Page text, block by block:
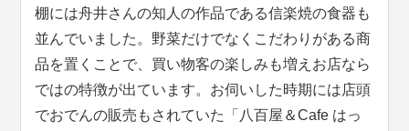
棚には舟井さんの知人の作品である信楽焼の食器も
並んでいました。野菜だけでなくこだわりがある商
品を置くことで、買い物客の楽しみも増えお店なら
ではの特徴が出ています。お伺いした時期には店頭
でおでんの販売もされていた「八百屋＆Cafe はっ